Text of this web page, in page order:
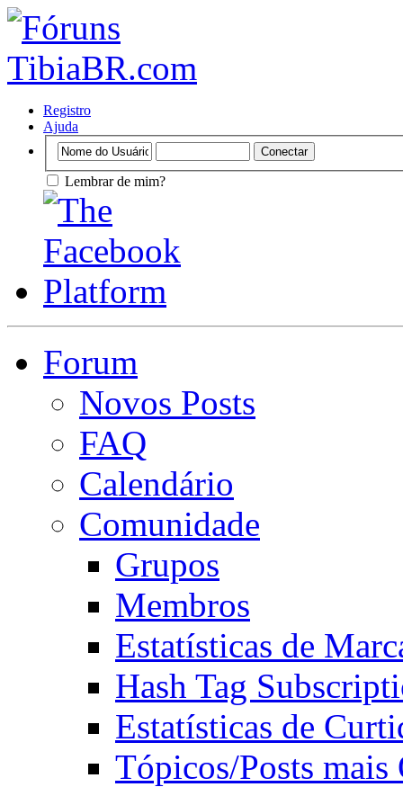
Registro
Ajuda
Lembrar de mim?
Forum
Novos Posts
FAQ
Calendário
Comunidade
Grupos
Membros
Estatísticas de
Hash Tag
Estatísticas de
Tópicos/Posts mais